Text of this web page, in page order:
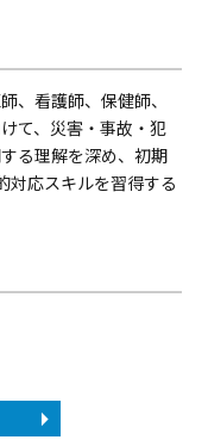
、看護師、保健師、
て、災害・事故・犯
る理解を深め、初期
対応スキルを習得する